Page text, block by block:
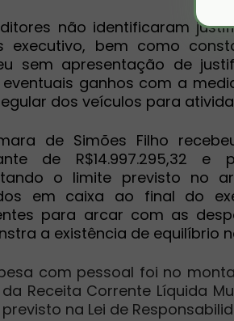
não identificaram
executivo, bem como
sem apresentação de
ganhos com a
dos veículos para
de Simões Filho
de R$14.997.295,32 e
o limite previsto no
em caixa ao final do
para arcar com as
a existência de equilíbrio
com pessoal foi no
da Receita Corrente Líquida
previsto na Lei de